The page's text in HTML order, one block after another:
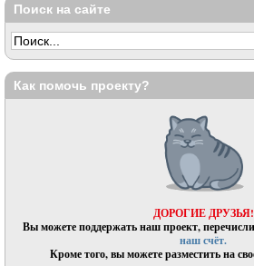
Поиск на сайте
Как помочь проекту?
ДОРОГИЕ ДРУЗЬЯ!
Вы можете поддержать наш проект,
наш счёт.
Кроме того, вы можете разместить на